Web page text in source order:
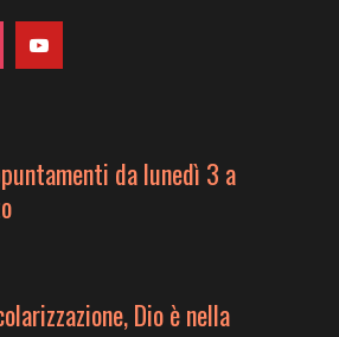
da lunedì 3 a
Dio è nella